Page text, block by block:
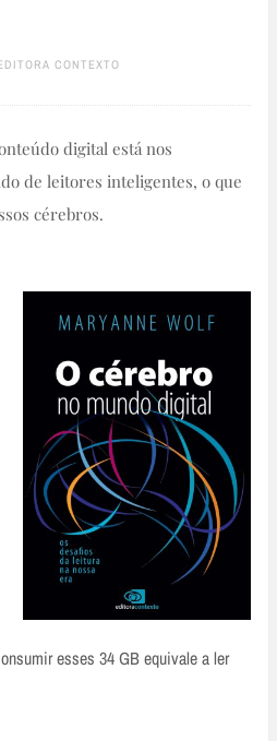
CONTEXTO
digital está nos
de leitores inteligentes, o que
cérebros.
esses 34 GB equivale a ler